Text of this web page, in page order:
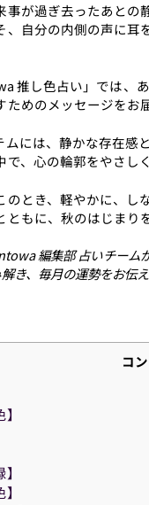
事が過ぎ去ったあとの
、自分の内側の声に耳
推し色占い」では、
めのメッセージをお
ムには、静かな存在感
、心の輪郭をやさし
のとき、軽やかに、し
ともに、秋のはじまり
編集部 占いチーム
き、毎月の運勢をお伝
コ